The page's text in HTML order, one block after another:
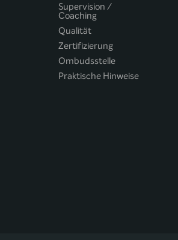
Supervision /
Coaching
Qualität
Zertifizierung
Ombudsstelle
Praktische Hinweise